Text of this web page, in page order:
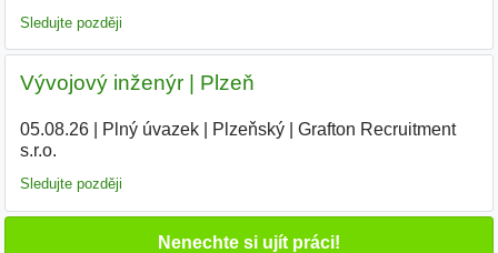
Sledujte později
Vývojový inženýr | Plzeň
05.08.26| Plný úvazek| Plzeňský|
Grafton Recruitment
s.r.o.
Sledujte později
Nenechte si ujít práci!